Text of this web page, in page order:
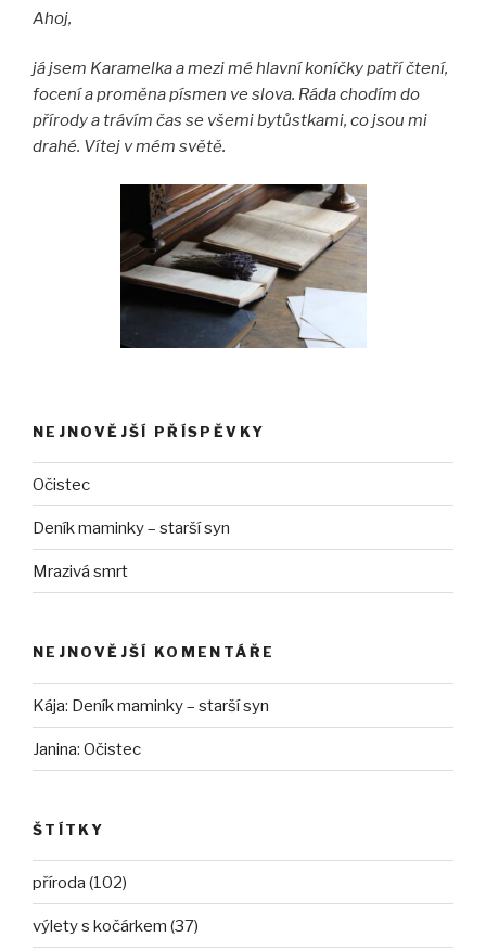
Ahoj,
já jsem Karamelka a mezi mé hlavní koníčky patří čtení,
focení a proměna písmen ve slova. Ráda chodím do
přírody a trávím čas se všemi bytůstkami, co jsou mi
drahé. Vítej v mém světě.
NEJNOVĚJŠÍ PŘÍSPĚVKY
Očistec
Deník maminky – starší syn
Mrazivá smrt
NEJNOVĚJŠÍ KOMENTÁŘE
Kája: Deník maminky – starší syn
Janina: Očistec
ŠTÍTKY
příroda (102)
výlety s kočárkem (37)